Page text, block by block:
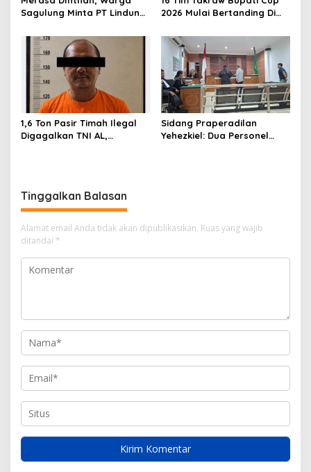
Sagulung Minta PT Lindung
Perlakuan Merendahkan
Masyarakat
2026 Mulai Bertanding Di
1,6 Ton Pasir Timah Ilegal
Digagalkan TNI AL,
Sidang Praperadilan
Yehezkiel: Dua Personel
Tinggalkan Balasan
Alamat email Anda tidak akan dipublikasikan. Ruas yang wajib
ditandai *